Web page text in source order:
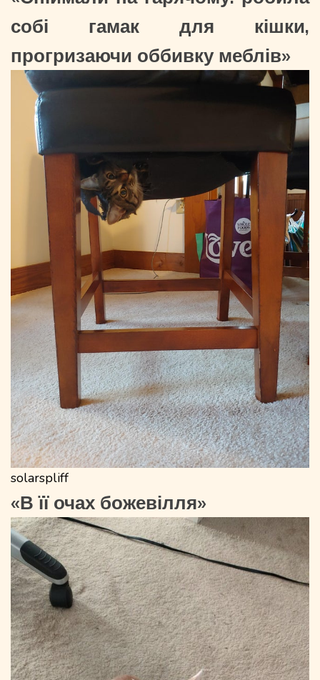
собі гамак для кішки,
прогризаючи оббивку меблів»
solarspliff
«В її очах божевілля»